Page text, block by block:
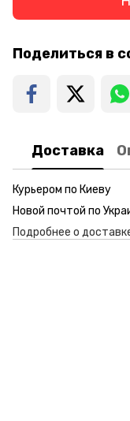
Поделиться в
Доставка
Курьером по Киеву
Новой почтой по
Подробнее о